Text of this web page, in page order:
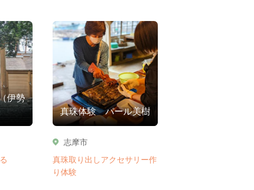
伊勢
真珠体験 パール美樹
志摩市
真珠取り出しアクセサリー作
り体験